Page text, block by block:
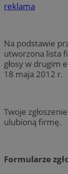
reklama
Na podstawie
utworzona lista
głosy w drugim
18 maja 2012 r.
Twoje
ulubioną firmę.
Formularze